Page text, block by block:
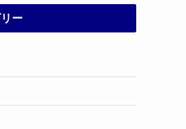
ー